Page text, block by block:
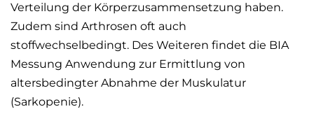
Verteilung der Körperzusammensetzung haben.
Zudem sind Arthrosen oft auch
stoffwechselbedingt. Des Weiteren findet die BIA
Messung Anwendung zur Ermittlung von
altersbedingter Abnahme der Muskulatur
(Sarkopenie).